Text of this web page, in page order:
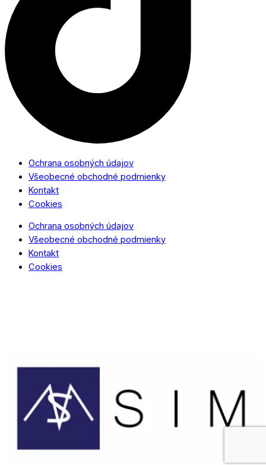
Ochrana osobných údajov
Všeobecné obchodné podmienky
Kontakt
Cookies
Ochrana osobných údajov
Všeobecné obchodné podmienky
Kontakt
Cookies